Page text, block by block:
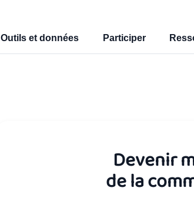
Outils et données Participer
Devenir
de la